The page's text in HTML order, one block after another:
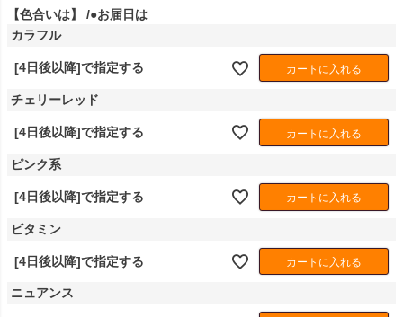
)
【色合いは】
●お届日は
カラフル
[4日後以降]で指定する カートに入れる
チェリーレッド
[4日後以降]で指定する カートに入れる
ピンク系
[4日後以降]で指定する カートに入れる
ビタミン
[4日後以降]で指定する カートに入れる
ニュアンス